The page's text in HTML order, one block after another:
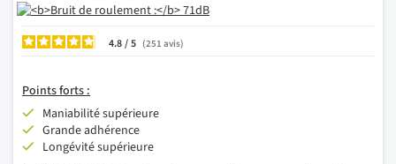
4.8/ 251 avis
Points forts :
Maniabilité supérieure
Grande adhérence
Longévité supérieure